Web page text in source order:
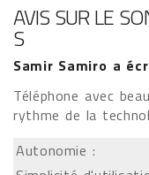
AVIS SUR LE
S
Samir Samiro a
Téléphone avec
rythme de la
Autonomie :